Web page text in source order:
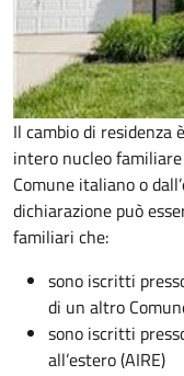
Il cambio di
intero nucleo
Comune italiano o
dichiarazione può
familiari che:
sono iscritti
di un altro
sono iscritti
all’estero (AIRE)